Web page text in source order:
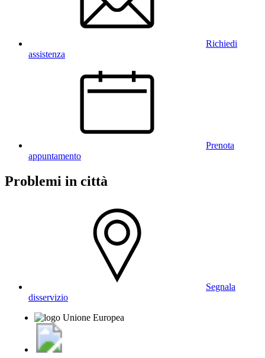
Richiedi
assistenza
Prenota
appuntamento
Problemi in città
Segnala
disservizio